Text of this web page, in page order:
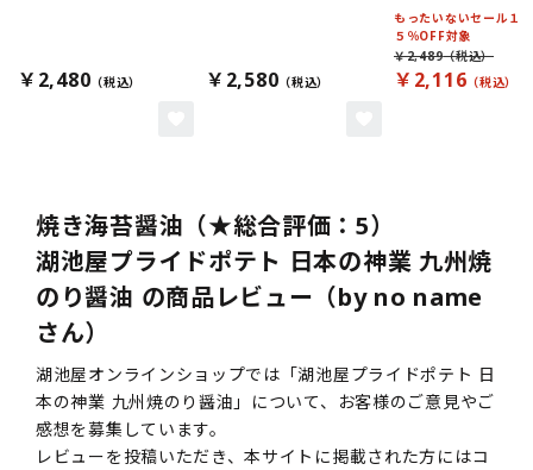
￥2,480 ￥2,580
もったいないセール１
５％OFF対象
￥2,116
￥2,489
焼き海苔醤油（★総合評価：5）
湖池屋プライドポテト 日本の神業 九州焼
のり醤油 の商品レビュー（by no name
さん）
湖池屋オンラインショップでは「湖池屋プライドポテト 日
本の神業 九州焼のり醤油」について、お客様のご意見やご
感想を募集しています。
レビューを投稿いただき、本サイトに掲載された方にはコ